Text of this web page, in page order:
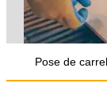
Pose de